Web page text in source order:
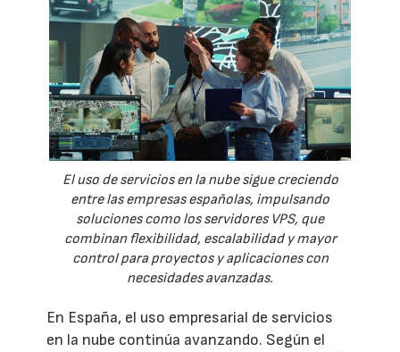
El uso de servicios en la nube sigue creciendo
entre las empresas españolas, impulsando
soluciones como los servidores VPS, que
combinan flexibilidad, escalabilidad y mayor
control para proyectos y aplicaciones con
necesidades avanzadas.
En España, el uso empresarial de servicios
en la nube continúa avanzando. Según el